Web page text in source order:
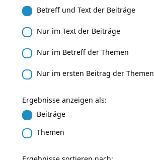
Betreff und Text der Beiträge
Nur im Text der Beiträge
Nur im Betreff der Themen
Nur im ersten Beitrag der Themen
Ergebnisse anzeigen als:
Beiträge
Themen